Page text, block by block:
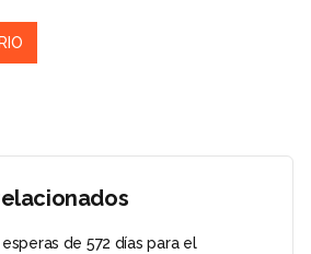
de 572 días para el